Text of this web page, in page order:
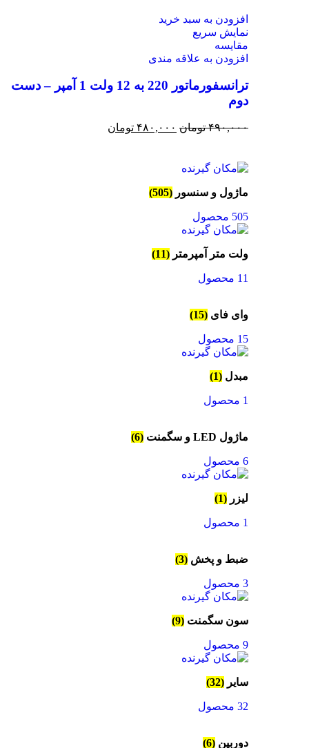
افزودن به سبد خرید
نمایش سریع
مقايسه
افزودن به علاقه مندی
ترانسفورماتور 220 به 12 ولت 1 آمپر – دست
دوم
۴۹۰,۰۰۰ تومان ۴۸۰,۰۰۰ تومان
ماژول و سنسور (505)
505 محصول
ولت متر آمپرمتر (11)
11 محصول
وای فای (15)
15 محصول
مبدل (1)
1 محصول
ماژول LED و سگمنت (6)
6 محصول
لیزر (1)
1 محصول
ضبط و پخش (3)
3 محصول
سون سگمنت (9)
9 محصول
سایر (32)
32 محصول
دوربین (6)